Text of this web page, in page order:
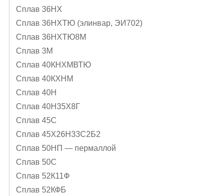
Сплав 36НХ
Сплав 36НХТЮ (элинвар, ЭИ702)
Сплав 36НХТЮ8М
Сплав 3М
Сплав 40КНХМВТЮ
Сплав 40КХНМ
Сплав 40Н
Сплав 40Н35Х8Г
Сплав 45С
Сплав 45Х26Н33С2Б2
Сплав 50НП — пермаллой
Сплав 50С
Сплав 52К11Ф
Сплав 52КФБ